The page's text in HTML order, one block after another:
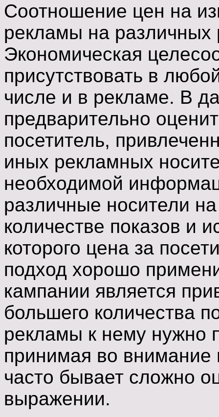
Соотношение цен на
рекламы на различных
Экономическая
присутствовать в
числе и в рекламе. В
предварительно
посетитель,
иных рекламных
необходимой
различные носители
количестве показов и
которого цена за
подход хорошо
кампании является
большего количества
рекламы к нему нужно
принимая во внимание
часто бывает сложно
выражении.